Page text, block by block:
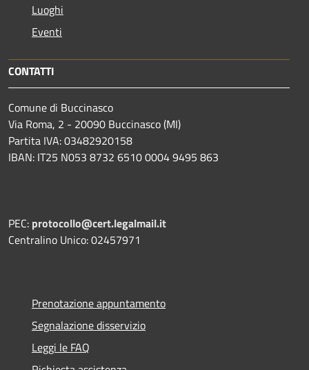
Luoghi
Eventi
CONTATTI
Comune di Buccinasco
Via Roma, 2 - 20090 Buccinasco (MI)
Partita IVA: 03482920158
IBAN: IT25 N053 8732 6510 0004 9495 863
PEC: protocollo@cert.legalmail.it
Centralino Unico: 02457971
Prenotazione appuntamento
Segnalazione disservizio
Leggi le FAQ